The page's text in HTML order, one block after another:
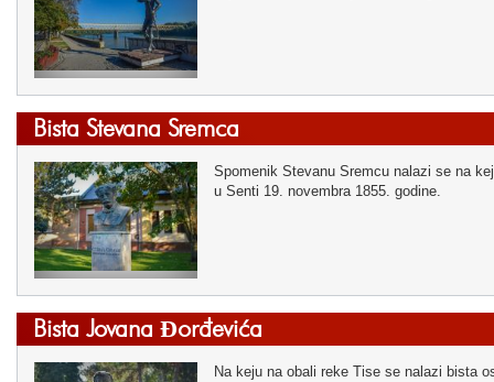
Bista Stevana Sremca
Spomenik Stevanu Sremcu nalazi se na
u Senti 19. novembra 1855. godine.
Bista Jovana Đorđevića
Na keju na obali reke Tise se nalazi bista